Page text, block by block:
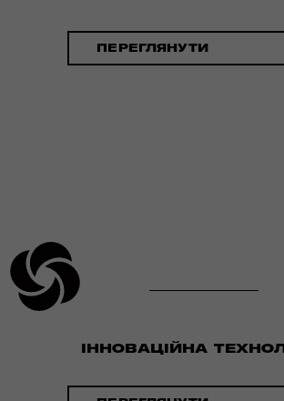
ПЕРЕГЛЯНУТИ
ІННОВАЦІЙНА